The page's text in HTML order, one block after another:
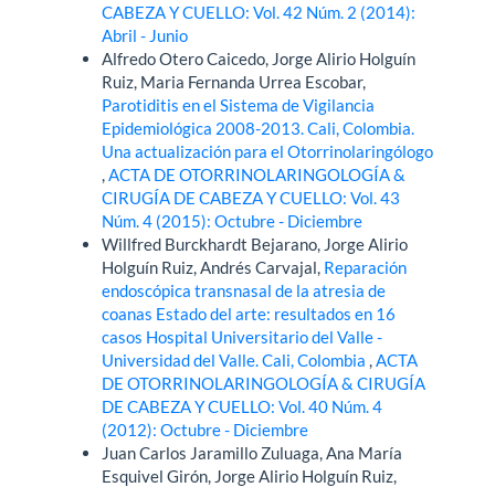
CABEZA Y CUELLO: Vol. 42 Núm. 2 (2014):
Abril - Junio
Alfredo Otero Caicedo, Jorge Alirio Holguín
Ruiz, Maria Fernanda Urrea Escobar,
Parotiditis en el Sistema de Vigilancia
Epidemiológica 2008-2013. Cali, Colombia.
Una actualización para el Otorrinolaringólogo
,ACTA DE OTORRINOLARINGOLOGÍA &
CIRUGÍA DE CABEZA Y CUELLO: Vol. 43
Núm. 4 (2015): Octubre - Diciembre
Willfred Burckhardt Bejarano, Jorge Alirio
Holguín Ruiz, Andrés Carvajal, Reparación
endoscópica transnasal de la atresia de
coanas Estado del arte: resultados en 16
casos Hospital Universitario del Valle -
Universidad del Valle. Cali, Colombia,ACTA
DE OTORRINOLARINGOLOGÍA & CIRUGÍA
DE CABEZA Y CUELLO: Vol. 40 Núm. 4
(2012): Octubre - Diciembre
Juan Carlos Jaramillo Zuluaga, Ana María
Esquivel Girón, Jorge Alirio Holguín Ruiz,